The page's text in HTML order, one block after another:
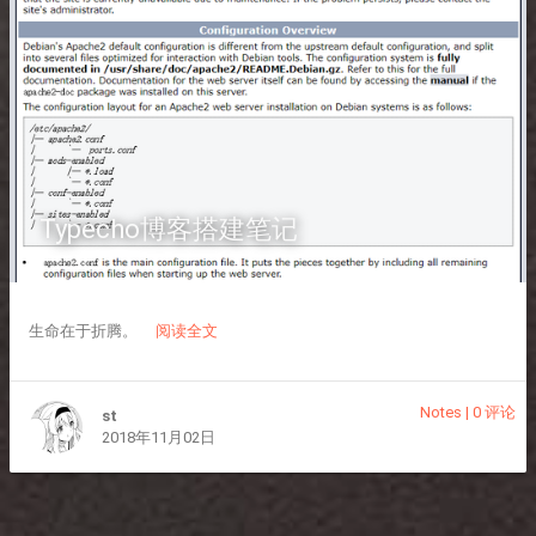
Typecho博客搭建笔记
生命在于折腾。 阅读全文
st
2018年11月02日
Notes |0 评论